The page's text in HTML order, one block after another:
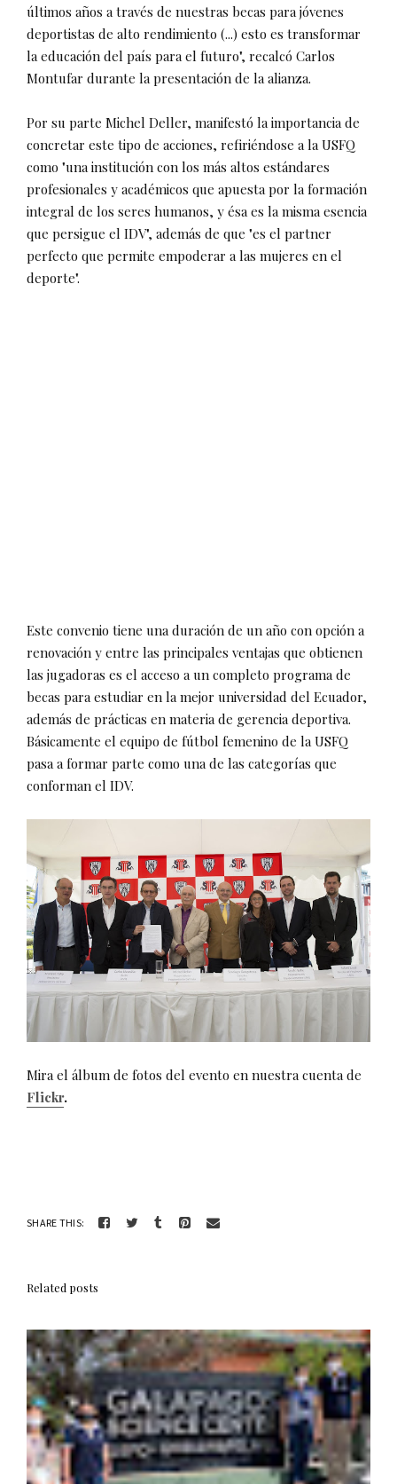
últimos años a través de nuestras becas para jóvenes
deportistas de alto rendimiento (...) esto es transformar
la educación del país para el futuro", recalcó Carlos
Montufar durante la presentación de la alianza.
Por su parte Michel Deller, manifestó la importancia de
concretar este tipo de acciones, refiriéndose a la USFQ
como "una institución con los más altos estándares
profesionales y académicos que apuesta por la formación
integral de los seres humanos, y ésa es la misma esencia
que persigue el IDV", además de que "es el partner
perfecto que permite empoderar a las mujeres en el
deporte".
Este convenio tiene una duración de un año con opción a
renovación y entre las principales ventajas que obtienen
las jugadoras es el acceso a un completo programa de
becas para estudiar en la mejor universidad del Ecuador,
además de prácticas en materia de gerencia deportiva.
Básicamente el equipo de fútbol femenino de la USFQ
pasa a formar parte como una de las categorías que
conforman el IDV.
Mira el álbum de fotos del evento en nuestra cuenta de
Flickr.
SHARE THIS:
Related posts